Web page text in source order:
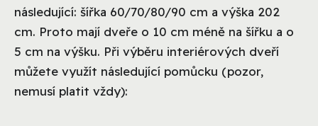
následující: šířka 60/70/80/90 cm a výška 202
cm. Proto mají dveře o 10 cm méně na šířku a o
5 cm na výšku. Při výběru interiérových dveří
můžete využít následující pomůcku (pozor,
nemusí platit vždy):